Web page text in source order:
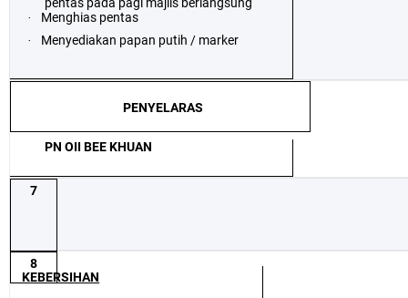
pentas pada pagi majlis berlangsung
· Menghias pentas
· Menyediakan papan putih / marker
PENYELARAS
PN OII BEE KHUAN
7
KEBERSIHAN
8